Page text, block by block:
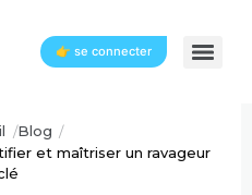
👉 se connecter
Blog
et maîtriser un ravageur